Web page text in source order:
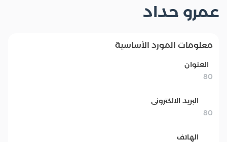
عمرو حداد
معلومات المورد الأساسية
العنوان
80
البريد الالكترونى
80
الهاتف